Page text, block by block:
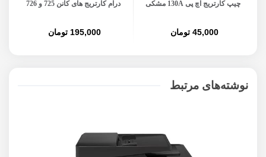
چیپ کارتریج اچ پی 130A مشکی
45,000 تومان
درام کارتریج های کانن 725 و 726
195,000 تومان
نوشته‌های مرتبط